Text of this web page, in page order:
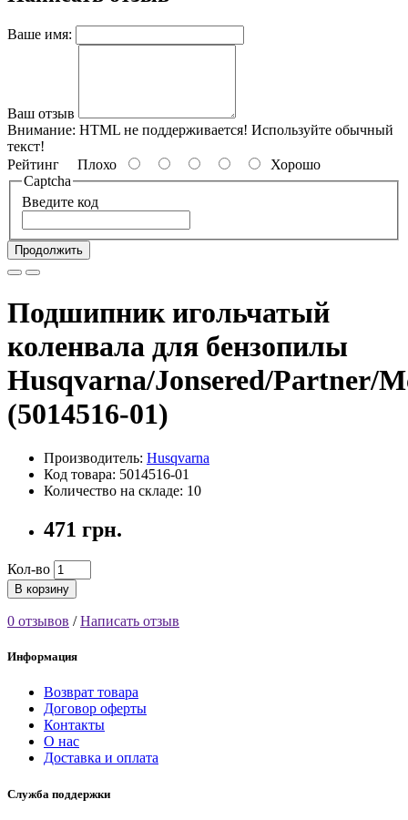
Ваше имя:
Ваш отзыв
Внимание: HTML не поддерживается! Используйте обычный
текст!
Рейтинг Плохо
Хорошо
Captcha
Введите код
Продолжить
Подшипник игольчатый
коленвала для бензопилы
Husqvarna/Jonsered/Partner/
(5014516-01)
Производитель: Husqvarna
Код товара: 5014516-01
Количество на складе: 10
471 грн.
Кол-во
В корзину
0 отзывов /Написать отзыв
Информация
Возврат товара
Договор оферты
Контакты
О нас
Доставка и оплата
Служба поддержки